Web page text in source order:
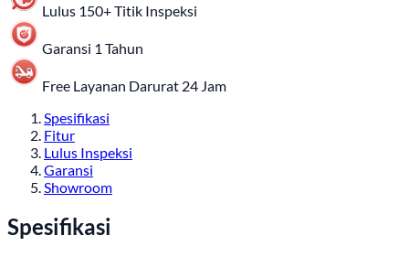
Lulus 150+ Titik Inspeksi
Garansi 1 Tahun
Free Layanan Darurat 24 Jam
Spesifikasi
Fitur
Lulus Inspeksi
Garansi
Showroom
Spesifikasi